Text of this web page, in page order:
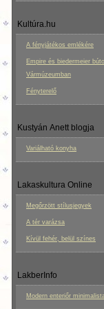
Kultúra.hu
A fényjátékos emlékére
Empire és biedermeier
Vármúzeumban
Fényterelő
Kustyán Anett blogja
Variálható konyha
Lakaskultura Online
Megőrzött stílusjegyek
A tér varázsa
Kívül fehér, belül színes
LakberInfo
Modern enteriőr